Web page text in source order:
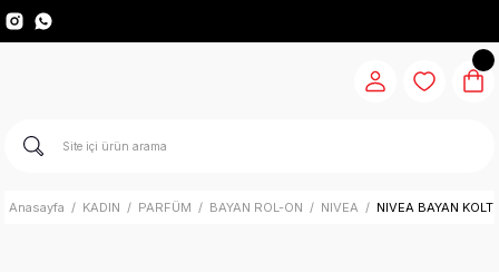
Anasayfa KADIN PARFÜM BAYAN ROL-ON NIVEA NIVEA BAYAN